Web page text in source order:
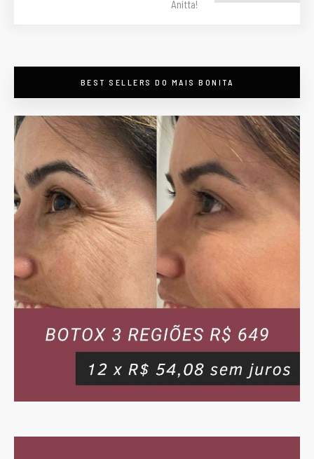
Anitta!
BEST SELLERS DO MAIS BONITA
maisbonitapormenos
preços válidos só pelo
nosso site/app -
Botox, Preenchimento,
Bioestimuladores,
Massagens e
Drenagens e +